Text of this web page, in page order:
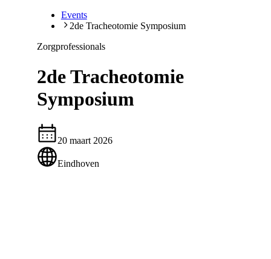
Events
2de Tracheotomie Symposium
Zorgprofessionals
2de Tracheotomie
Symposium
20 maart 2026
Eindhoven